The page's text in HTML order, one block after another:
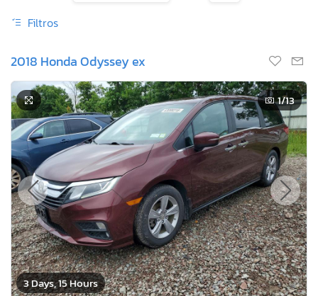
Filtros
2018 Honda Odyssey ex
3 Days, 15 Hours
1/13